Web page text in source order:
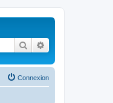
Rechercher
Connexion